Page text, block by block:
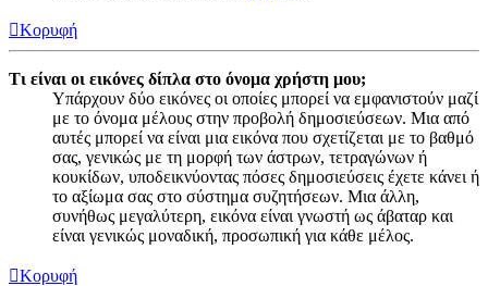
Κορυφή
Τι είναι οι εικόνες δίπλα στο όνομα χρήστη μου;
Υπάρχουν δύο εικόνες οι οποίες μπορεί να εμφανιστούν μαζί
με το όνομα μέλους στην προβολή δημοσιεύσεων. Μια από
αυτές μπορεί να είναι μια εικόνα που σχετίζεται με το βαθμό
σας, γενικώς με τη μορφή των άστρων, τετραγώνων ή
κουκίδων, υποδεικνύοντας πόσες δημοσιεύσεις έχετε κάνει ή
το αξίωμα σας στο σύστημα συζητήσεων. Μια άλλη,
συνήθως μεγαλύτερη, εικόνα είναι γνωστή ως άβαταρ και
είναι γενικώς μοναδική, προσωπική για κάθε μέλος.
Κορυφή